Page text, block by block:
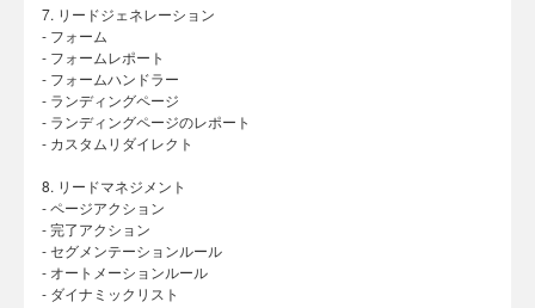
7. リードジェネレーション
- フォーム
- フォームレポート
- フォームハンドラー
- ランディングページ
- ランディングページのレポート
- カスタムリダイレクト
8. リードマネジメント
- ページアクション
- 完了アクション
- セグメンテーションルール
- オートメーションルール
- ダイナミックリスト